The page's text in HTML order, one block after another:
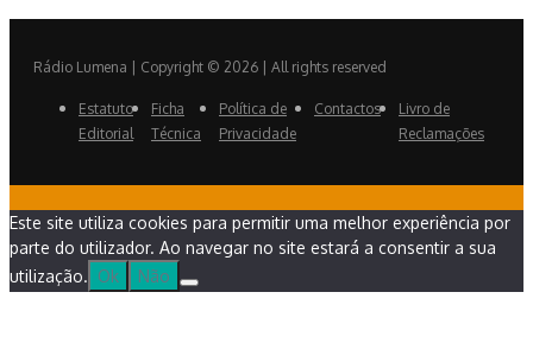
Rádio Lumena | Copyright © 2026 | All rights reserved
Estatuto
Editorial
Ficha
Técnica
Política de
Privacidade
Contactos
Livro de
Reclamações
Este site utiliza cookies para permitir uma melhor experiência por
parte do utilizador. Ao navegar no site estará a consentir a sua
utilização. Ok Não